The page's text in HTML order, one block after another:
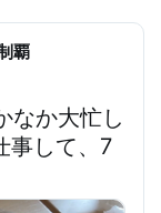
覇
なか大忙し
事して、7